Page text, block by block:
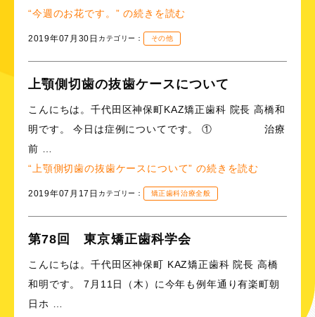
“今週のお花です。” の続きを読む
2019年07月30日 カテゴリー： その他
上顎側切歯の抜歯ケースについて
こんにちは。千代田区神保町KAZ矯正歯科 院長 高橋和
明です。 今日は症例についてです。 ① 治療
前 …
“上顎側切歯の抜歯ケースについて” の続きを読む
2019年07月17日 カテゴリー： 矯正歯科治療全般
第78回 東京矯正歯科学会
こんにちは。千代田区神保町 KAZ矯正歯科 院長 高橋
和明です。 7月11日（木）に今年も例年通り有楽町朝
日ホ …